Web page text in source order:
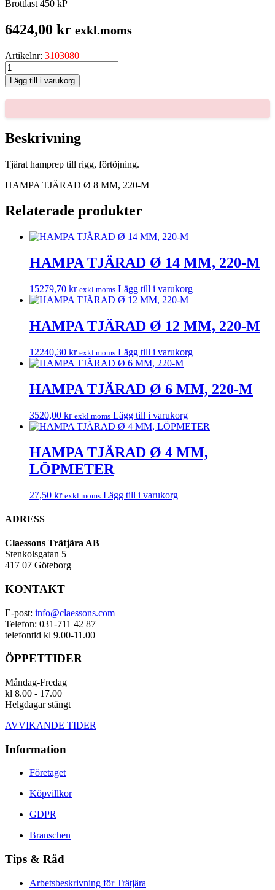
Brottlast 450 kP
6424,00 kr exkl.moms
Artikelnr: 3103080
HAMPA
TJÄRAD
Ø
8
220-
M
mängd
Lägg till i varukorg
Beskrivning
Tjärat hamprep till rigg, förtöjning.
HAMPA TJÄRAD Ø 8 MM, 220-M
Relaterade produkter
HAMPA TJÄRAD Ø 14 MM, 220-M
15279,70 kr exkl.moms Lägg till i varukorg
HAMPA TJÄRAD Ø 12 MM, 220-M
12240,30 kr exkl.moms Lägg till i varukorg
HAMPA TJÄRAD Ø 6 MM, 220-M
3520,00 kr exkl.moms Lägg till i varukorg
HAMPA TJÄRAD Ø 4 MM,
LÖPMETER
27,50 kr exkl.moms Lägg till i varukorg
ADRESS
Claessons Trätjära AB
Stenkolsgatan 5
417 07 Göteborg
KONTAKT
E-post: info@claessons.com
Telefon: 031-711 42 87
telefontid kl 9.00-11.00
ÖPPETTIDER
Måndag-Fredag
kl 8.00 - 17.00
Helgdagar stängt
AVVIKANDE TIDER
Information
Företaget
Köpvillkor
GDPR
Branschen
Tips & Råd
Arbetsbeskrivning för Trätjära